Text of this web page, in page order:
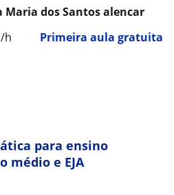
/h Primeira aula gratuita
Maria dos Santos alencar
para ensino
médio e EJA